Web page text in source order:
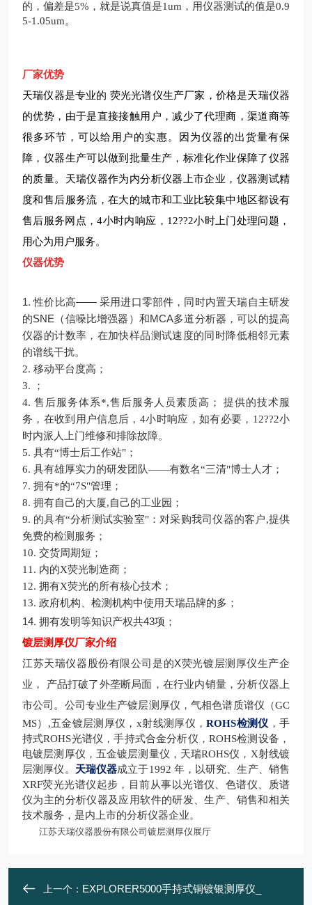
的，偏差是5%，就是说真值是1um，用仪器测试的值是0.9
5-1.05um。
厂家优势
天瑞仪器是专业的 荧光光谱仪生产厂家，价格是天瑞仪器
的优势，由于是直接接触用户，减少了代理商，渠道商等
很多环节，可以给用户的实惠。因为仪器的出货量有保
障，仪器生产可以做到批量生产，标准化作业保障了仪器
的质量。天瑞仪器作为内分析仪器上市企业，仪器测试精
度和售后服务流，在大的城市和工业比较集中地区都设有
售后服务网点，4小时内响应，12??2小时上门处理问题，
用心为用户服务。
仪器优势
1. 性价比高—— 采用进口零部件，同时内置天瑞自主研发
的SNE（信噪比增强器）和MCA多道分析器，可以的提高
仪器的计数率，在加快样品测试速度的同时降低相邻元素
的谱线干扰。
2. 移动平台度高；
3.
；
4. 售后服务体系*,售后服务人员素质高；
提供的技术服
务，在收到用户信息后，4小时响应，如有必要，12??2小
时内派人上门维修和排除故障。
5. 具有“博士后工作站"；
6. 具有雄厚实力的研发团队——有数名“三清"博士人才；
7. 拥有*的“7S"管理；
8. 拥有自己的大厦,自己的工业园；
9. 的具有“分析测试实验室"：对采购我司仪器的客户,提供
免费的检测服务；
10. 交货周期短；
11. 内的X荧光制造商；
12. 拥有X荧光的所有核心技术；
13. 政府机构、检测机构中使用天瑞品牌的多；
14. 拥有发明等知识产权共43项；
镀层测厚仪厂家介绍
江苏天瑞仪器股份有限公司是的X荧光镀层测厚仪生产企
业，
产品打破了外垄断局面，在行业内销量，分析仪器上
市公司。 公司专业生产镀层测厚仪，气相色谱质谱仪（GC
MS）,五金镀层测厚仪，x射线测厚仪，ROHS检测仪 ，手
持式ROHS光谱仪，手持式合金分析仪，ROHS检测设备，
电镀层测厚仪，五金镀层测量仪，天瑞ROHS仪，X射线镀
层测厚仪。 天瑞仪器成立于1992 年，以研究、生产、销售
XRF荧光光谱仪起步，目前从事以光谱仪、色谱仪、质谱
仪为主的分析仪器及应用软件的研发、生产、销售和相关
技术服务，是内上市的分析仪器企业。
江苏天瑞仪器股份有限公司镀层测厚仪展厅
上一个： EXPLORER5000手持式铜镀银测厚仪_